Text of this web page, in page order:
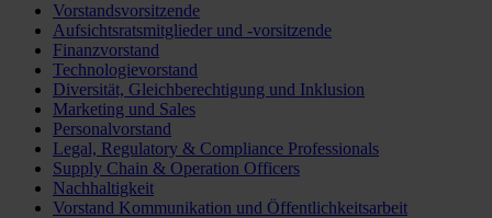
Vorstandsvorsitzende
Aufsichtsratsmitglieder und -vorsitzende
Finanzvorstand
Technologievorstand
Diversität, Gleichberechtigung und Inklusion
Marketing und Sales
Personalvorstand
Legal, Regulatory & Compliance Professionals
Supply Chain & Operation Officers
Nachhaltigkeit
Vorstand Kommunikation und Öffentlichkeitsarbeit